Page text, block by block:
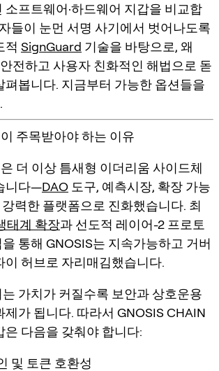
소프트웨어·하드웨어 지갑을 비교합
들이 눈먼 서명 사기에서 벗어나도록
적 SignGuard 기술을 바탕으로, 왜
전하고 사용자 친화적인 해법으로 돋
펴봅니다. 지금부터 가능한 옵션들을
주목받아야 하는 이유
더 이상 틈새형 이더리움 사이드체
니다—DAO 도구, 예측시장, 확장 가능
력한 플랫폼으로 진화했습니다. 최
태계 확장과 선도적 레이어-2 프로토
통해 GNOSIS는 지속가능하고 거버
이 허브로 자리매김했습니다.
가치가 커질수록 보안과 상호운용
제가 됩니다. 따라서 GNOSIS CHAIN
은 다음을 갖춰야 합니다:
및 토큰 호환성